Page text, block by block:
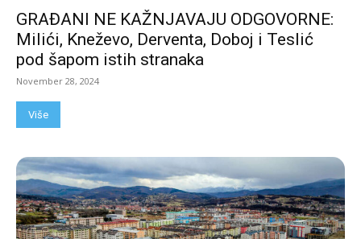
GRAĐANI NE KAŽNJAVAJU ODGOVORNE:
Milići, Kneževo, Derventa, Doboj i Teslić
pod šapom istih stranaka
November 28, 2024
Više